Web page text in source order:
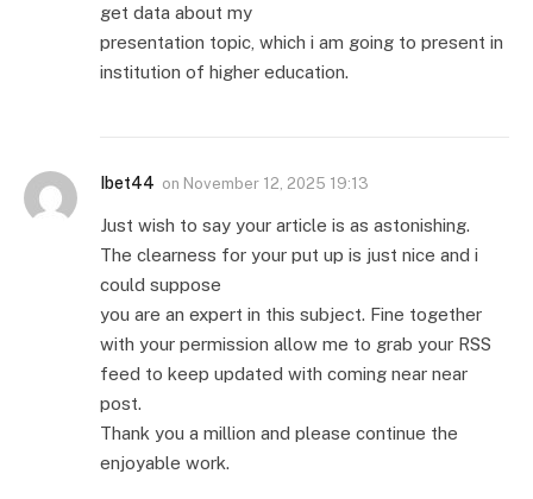
get data about my
presentation topic, which i am going to present in
institution of higher education.
Ibet44 on November 12, 2025 19:13
Just wish to say your article is as astonishing.
The clearness for your put up is just nice and i
could suppose
you are an expert in this subject. Fine together
with your permission allow me to grab your RSS
feed to keep updated with coming near near
post.
Thank you a million and please continue the
enjoyable work.